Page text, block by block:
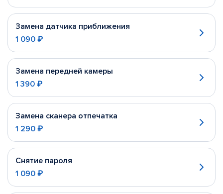
Замена датчика приближения
1 090 ₽
Замена передней камеры
1 390 ₽
Замена сканера отпечатка
1 290 ₽
Снятие пароля
1 090 ₽